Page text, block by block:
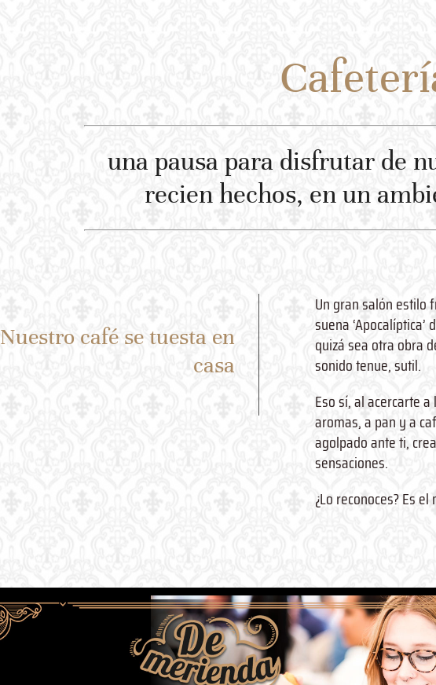
una pausa para disfrutar de
recien hechos, en un
Nuestro café se tuesta en
casa
Un gran salón estilo
suena ‘Apocalíptica’
quizá sea otra obra
sonido tenue, sutil.
Eso sí, al acercarte
aromas, a pan y a
agolpado ante ti,
sensaciones.
¿Lo reconoces? Es